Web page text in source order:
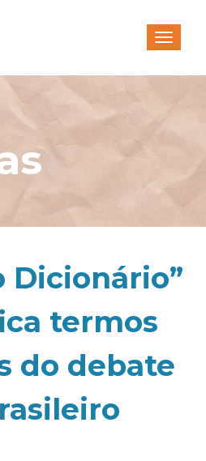
Dicionário”
termos
do debate